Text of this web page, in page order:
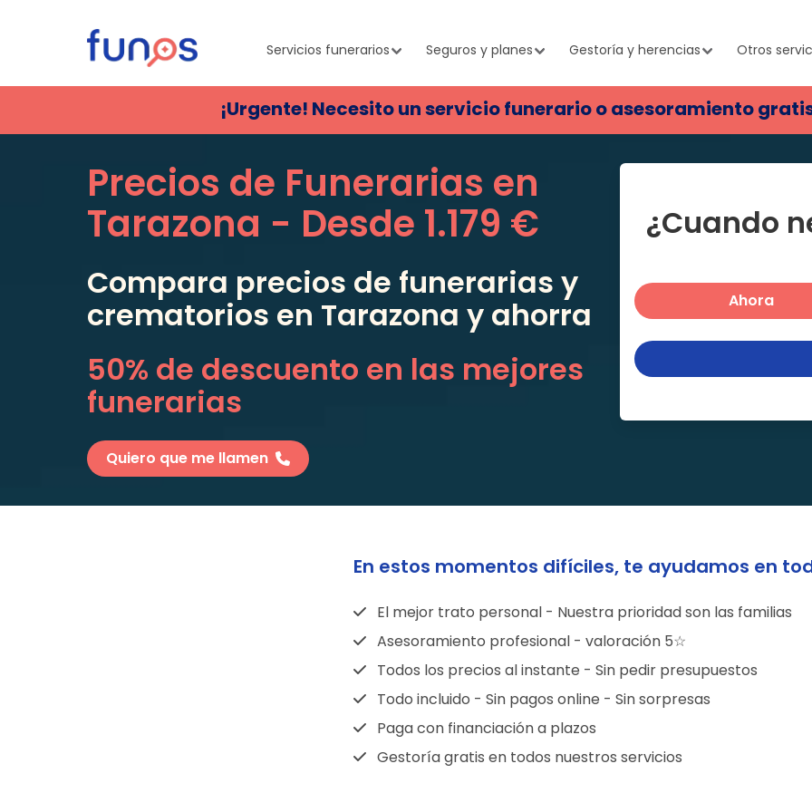
Servicios funerarios Seguros y planes Gestoría y herencias Otros
¡Urgente! Necesito un servicio funerario o asesoramiento
Precios de Funerarias en
Tarazona - Desde 1.179 €
Compara precios de funerarias y
crematorios en Tarazona y ahorra
50% de descuento en las mejores
funerarias
Quiero que me llamen
¿Cuando
Ahora
En estos momentos difíciles, te ayudamos en
El mejor trato personal - Nuestra prioridad son las familias
Asesoramiento profesional - valoración 5☆
Todos los precios al instante - Sin pedir presupuestos
Todo incluido - Sin pagos online - Sin sorpresas
Paga con financiación a plazos
Gestoría gratis en todos nuestros servicios